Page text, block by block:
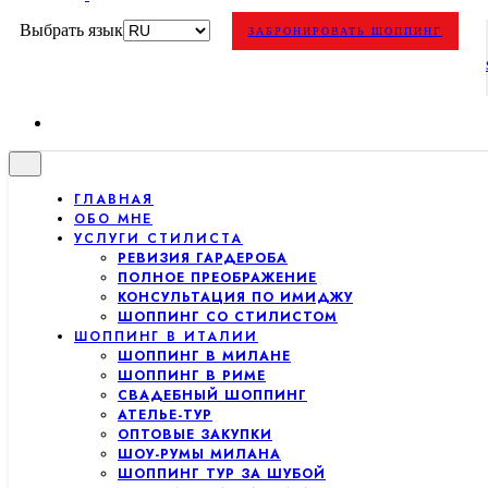
Выбрать язык ЗАБРОНИРОВАТЬ ШОППИНГ
ГЛАВНАЯ
ОБО МНЕ
УСЛУГИ СТИЛИСТА
РЕВИЗИЯ ГАРДЕРОБА
ПОЛНОЕ ПРЕОБРАЖЕНИЕ
КОНСУЛЬТАЦИЯ ПО ИМИДЖУ
ШОППИНГ СО СТИЛИСТОМ
ШОППИНГ В ИТАЛИИ
ШОППИНГ В МИЛАНЕ
ШОППИНГ В РИМЕ
СВАДЕБНЫЙ ШОППИНГ
АТЕЛЬЕ-ТУР
ОПТОВЫЕ ЗАКУПКИ
ШОУ-РУМЫ МИЛАНА
ШОППИНГ ТУР ЗА ШУБОЙ